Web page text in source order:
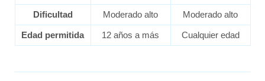
Dificultad Moderado alto Moderado alto
Edad permitida 12 años a más Cualquier edad